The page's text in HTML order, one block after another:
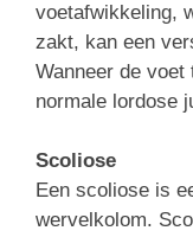
voetafwikkeling,
zakt, kan een
Wanneer de
normale lordose
Scoliose
Een scoliose is
wervelkolom.